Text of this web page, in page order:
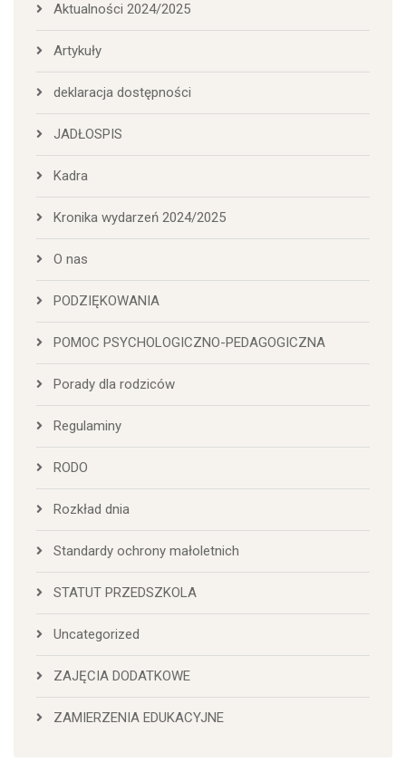
Aktualności 2024/2025
Artykuły
deklaracja dostępności
JADŁOSPIS
Kadra
Kronika wydarzeń 2024/2025
O nas
PODZIĘKOWANIA
POMOC PSYCHOLOGICZNO-PEDAGOGICZNA
Porady dla rodziców
Regulaminy
RODO
Rozkład dnia
Standardy ochrony małoletnich
STATUT PRZEDSZKOLA
Uncategorized
ZAJĘCIA DODATKOWE
ZAMIERZENIA EDUKACYJNE